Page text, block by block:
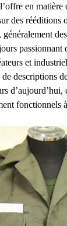
en matière
des rééditions
généralement
passionnant
et
de descriptions
fonctionnels